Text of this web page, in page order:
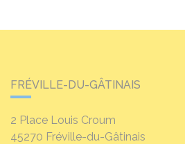
FRÉVILLE-DU-GÂTINAIS
2 Place Louis Croum
45270 Fréville-du-Gâtinais